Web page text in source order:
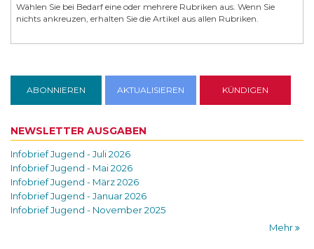
Wählen Sie bei Bedarf eine oder mehrere Rubriken aus. Wenn Sie
nichts ankreuzen, erhalten Sie die Artikel aus allen Rubriken.
NEWSLETTER AUSGABEN
Infobrief Jugend - Juli 2026
Infobrief Jugend - Mai 2026
Infobrief Jugend - März 2026
Infobrief Jugend - Januar 2026
Infobrief Jugend - November 2025
Mehr